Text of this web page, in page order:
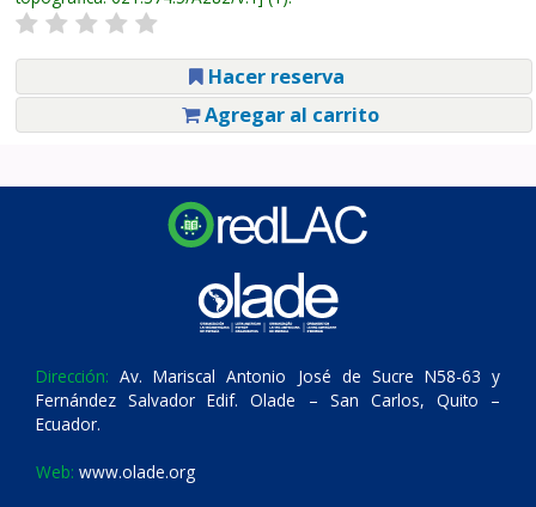
Hacer reserva
Agregar al carrito
Dirección: Av. Mariscal Antonio José de Sucre N58-63 y
Fernández Salvador Edif. Olade – San Carlos, Quito –
Ecuador.
Web: www.olade.org